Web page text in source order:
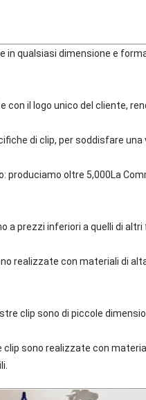
in qualsiasi dimensione e
con il logo unico del cliente,
di clip, per soddisfare una
produciamo oltre 5,000La
a prezzi inferiori a quelli di
realizzate con materiali di
clip sono di piccole
clip sono realizzate con